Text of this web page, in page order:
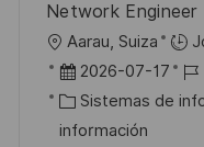
i
c
a
c
i
Network
U
b
Aarau, Suiza
F
e
c
2026-07-17
I
D
C
a
Sistemas de
información